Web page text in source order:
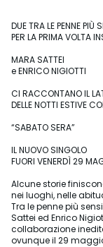
DUE TRA LE PENNE PIÙ
PER LA PRIMA VOLTA
MARA SATTEI
e ENRICO NIGIOTTI
CI RACCONTANO IL
DELLE NOTTI ESTIVE
“SABATO SERA”
IL NUOVO SINGOLO
FUORI VENERDÌ 29
Alcune storie
nei luoghi, nelle
Tra le penne più
Sattei ed Enrico
collaborazione
ovunque il 29